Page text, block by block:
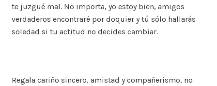
te juzgué mal. No importa, yo estoy bien, amigos
verdaderos encontraré por doquier y tú sólo hallarás
soledad si tu actitud no decides cambiar.
Regala cariño sincero, amistad y compañerismo, no